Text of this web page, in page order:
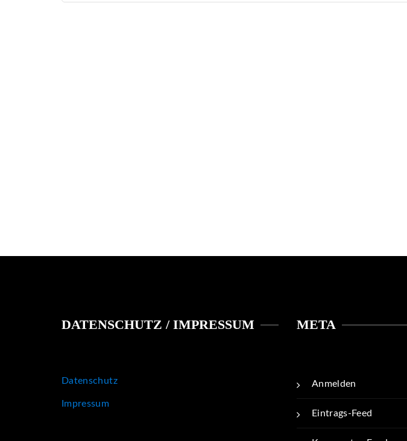
DATENSCHUTZ / IMPRESSUM
Datenschutz
Impressum
META
Anmelden
Eintrags-Feed